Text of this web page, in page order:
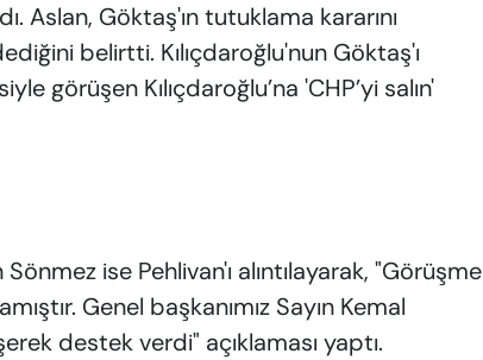
Aslan, Göktaş'ın tutuklama kararını
belirtti. Kılıçdaroğlu'nun Göktaş'ı
görüşen Kılıçdaroğlu’na 'CHP’yi salın'
ise Pehlivan'ı alıntılayarak, "Görüşme
Genel başkanımız Sayın Kemal
destek verdi" açıklaması yaptı.